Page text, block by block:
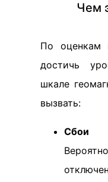
Чем
По оценкам
достичь
шкале
вызвать:
Сбои